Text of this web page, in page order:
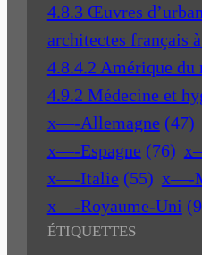
4.8.3 Œuvres
architectes français
4.8.4.2 Amérique du
4.9.2 Médecine et
x—-Allemagne (47)
x—-Espagne (76)
x—-Italie (55) x—-
x—-Royaume-Uni
ÉTIQUETTES